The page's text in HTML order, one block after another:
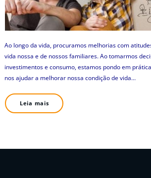
Ao longo da vida, procuramos melhorias com
vida nossa e de nossos familiares. Ao tomarmos
investimentos e consumo, estamos pondo em
nos ajudar a melhorar nossa condição de vida…
Leia mais